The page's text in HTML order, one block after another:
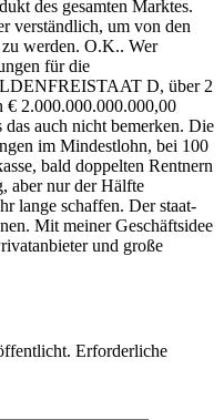
des gesamten Marktes.
verständlich, um von den
werden. O.K.. Wer
für die
D, über 2
2.000.000.000.000,00
auch nicht bemerken. Die
im Mindestlohn, bei 100
bald doppelten Rentnern
aber nur der Hälfte
lange schaffen. Der staat-
Mit meiner Geschäftsidee
und große
Erforderliche